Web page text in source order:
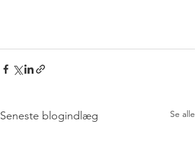
Seneste blogindlæg Se alle